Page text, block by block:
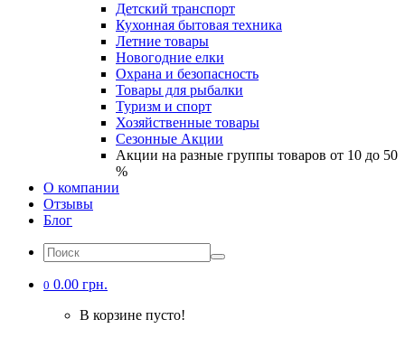
Детский транспорт
Кухонная бытовая техника
Летние товары
Новогодние елки
Охрана и безопасность
Товары для рыбалки
Туризм и спорт
Хозяйственные товары
Сезонные Акции
Акции на разные группы товаров от 10 до 50
%
О компании
Отзывы
Блог
0 0.00 грн.
В корзине пусто!